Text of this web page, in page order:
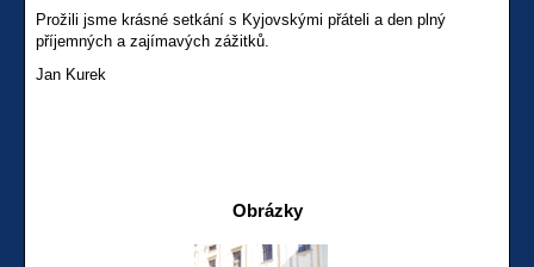
Prožili jsme krásné setkání s Kyjovskými přáteli a den plný
příjemných a zajímavých zážitků.
Jan Kurek
Obrázky